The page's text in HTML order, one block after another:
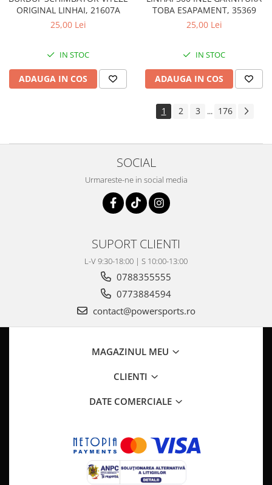
ORIGINAL LINHAI, 21607A
25,00 Lei
IN STOC
ADAUGA IN COS
TOBA ESAPAMENT, 35369
25,00 Lei
IN STOC
ADAUGA IN COS
1 2 3 ... 176
SOCIAL
Urmareste-ne in social media
SUPORT CLIENTI
L-V 9:30-18:00 | S 10:00-13:00
0788355555
0773884594
contact@powersports.ro
MAGAZINUL MEU
CLIENTI
DATE COMERCIALE